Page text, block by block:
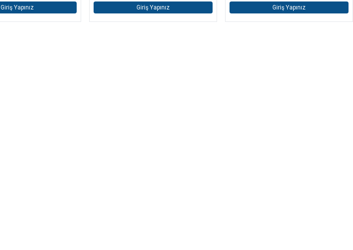
Giriş Yapınız Giriş Yapınız Giriş Yapınız